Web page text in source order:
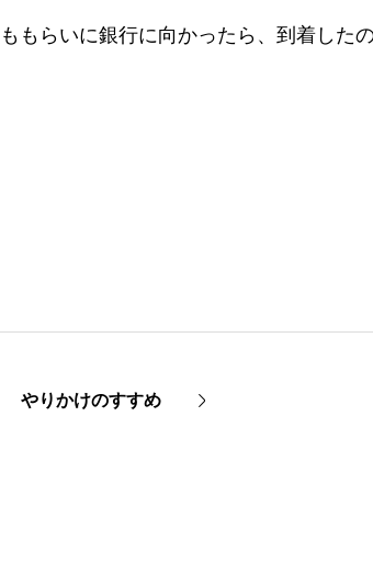
もらいに銀行に向かったら、到着した
やりかけのすすめ